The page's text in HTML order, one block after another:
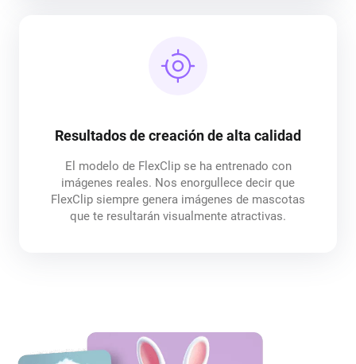
Resultados de creación de alta calidad
El modelo de FlexClip se ha entrenado con
imágenes reales. Nos enorgullece decir que
FlexClip siempre genera imágenes de mascotas
que te resultarán visualmente atractivas.